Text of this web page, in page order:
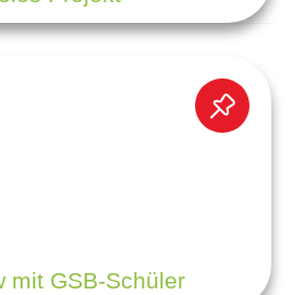
mit GSB-Schüler